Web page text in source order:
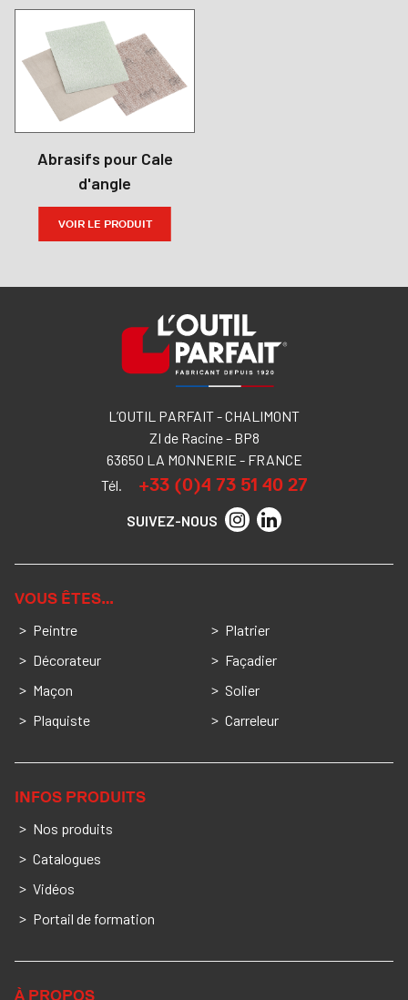
Abrasifs pour Cale
d'angle
VOIR LE PRODUIT
L’OUTIL PARFAIT - CHALIMONT
ZI de Racine - BP8
63650 LA MONNERIE - FRANCE
Tél.
+33 (0)4 73 51 40 27
SUIVEZ-NOUS
VOUS ÊTES…
Peintre
Décorateur
Maçon
Plaquiste
Platrier
Façadier
Solier
Carreleur
INFOS PRODUITS
Nos produits
Catalogues
Vidéos
Portail de formation
À PROPOS